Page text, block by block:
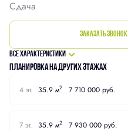
Сдача
Заказать звонок
Все характеристики
Планировка на других этажах
4 эт. 35.9 м2 7 710 000 руб.
7 эт. 35.9 м2 7 930 000 руб.